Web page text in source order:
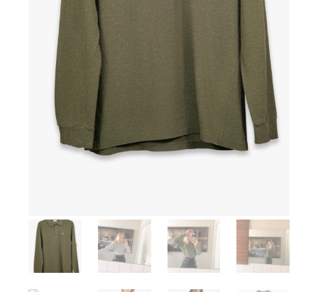
Meld deg på vårt nyhetsbrev og få tilgang til
eksklusive nyheter,pre-shopping og eventer rett i